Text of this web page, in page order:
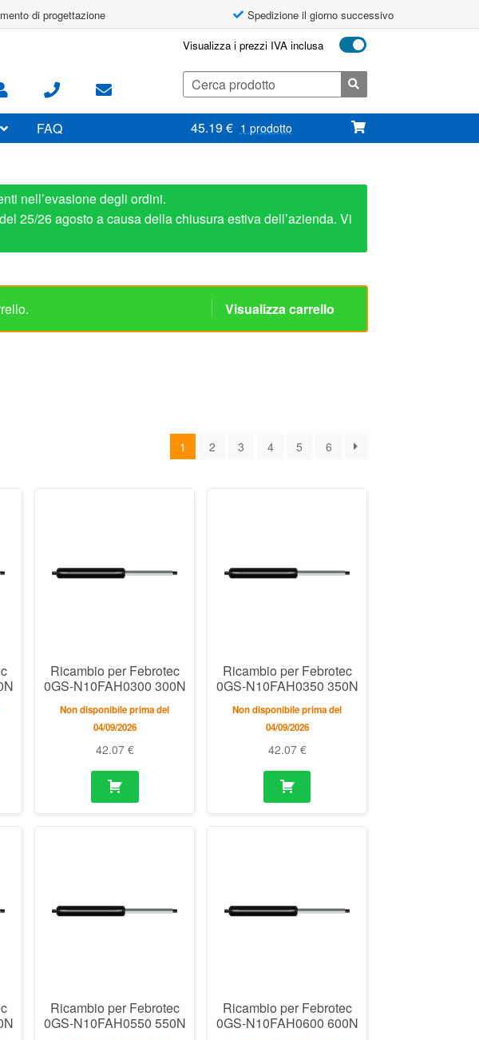
di progettazione Spedizione il giorno successivo
Visualizza i prezzi IVA inclusa
Cerca:
FAQ 45.19€ 1 prodotto
nell’evasione degli ordini.
25/26 agosto a causa della chiusura estiva dell’azienda. Vi
Visualizza carrello
1 2 3 4 5 6
Ricambio per Febrotec
0GS-N10FAH0300 300N
Non disponibile prima del
04/09/2026
42.07 €
Ricambio per Febrotec
0GS-N10FAH0350 350N
Non disponibile prima del
04/09/2026
42.07 €
Ricambio per Febrotec
0GS-N10FAH0550 550N
Ricambio per Febrotec
0GS-N10FAH0600 600N